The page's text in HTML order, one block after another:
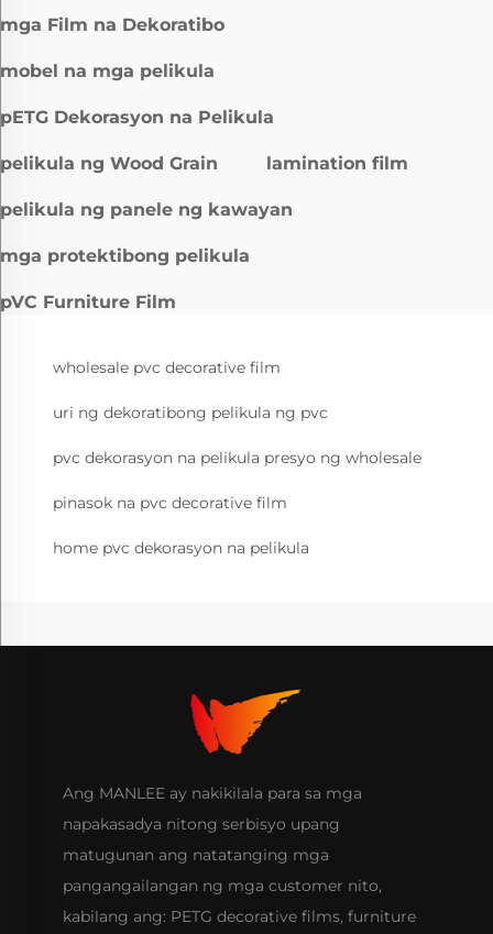
mga Film na Dekoratibo
mobel na mga pelikula
pETG Dekorasyon na Pelikula
pelikula ng Wood Grain lamination film
pelikula ng panele ng kawayan
mga protektibong pelikula
pVC Furniture Film
wholesale pvc decorative film
uri ng dekoratibong pelikula ng pvc
pvc dekorasyon na pelikula presyo ng wholesale
pinasok na pvc decorative film
home pvc dekorasyon na pelikula
Ang MANLEE ay nakikilala para sa mga
napakasadya nitong serbisyo upang
matugunan ang natatanging mga
pangangailangan ng mga customer nito,
kabilang ang: PETG decorative films, furniture